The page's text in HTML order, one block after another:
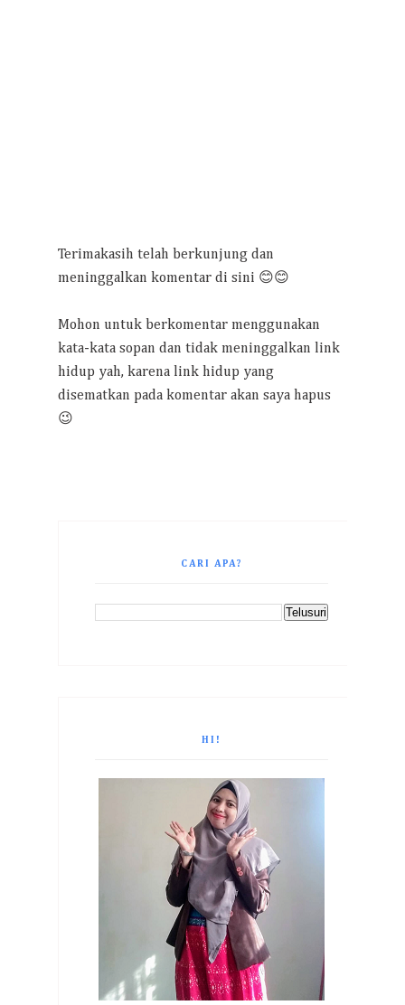
Terimakasih telah berkunjung dan
meninggalkan komentar di sini 😊😊
Mohon untuk berkomentar menggunakan
kata-kata sopan dan tidak meninggalkan link
hidup yah, karena link hidup yang
disematkan pada komentar akan saya hapus
😉
CARI APA?
HI!